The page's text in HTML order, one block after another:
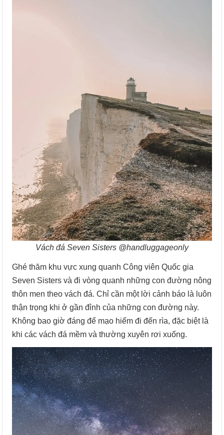
Vách đá Seven Sisters @handluggageonly
Ghé thăm khu vực xung quanh Công viên Quốc gia
Seven Sisters và đi vòng quanh những con đường nông
thôn men theo vách đá. Chỉ cần một lời cảnh báo là luôn
thận trọng khi ở gần đỉnh của những con đường này.
Không bao giờ đáng để mạo hiểm đi đến rìa, đặc biệt là
khi các vách đá mềm và thường xuyên rơi xuống.